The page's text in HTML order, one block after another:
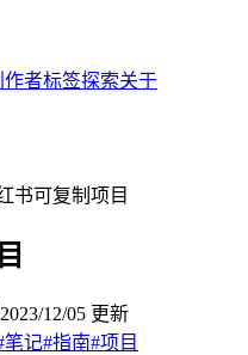
作者标签探索关于
书可复制项目
2023/12/05 更新
笔记#指南#项目